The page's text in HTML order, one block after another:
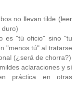
no llevan tilde (leer
duro)
es "tú oficio" sino "tu
"menos tú" al tratarse
(¿será de chorra?)
aclaraciones y sí
práctica en otras